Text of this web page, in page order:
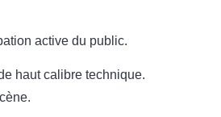
active du public.
haut calibre technique.